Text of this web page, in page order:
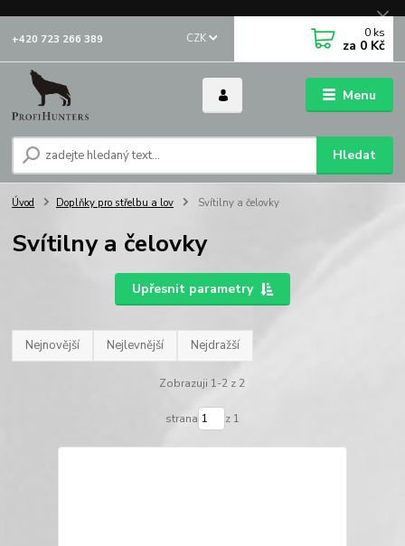
Menu
CZK
Hledat
+420 723 266 389 0 ks
za 0 Kč
Úvod Doplňky pro střelbu a lov Svítilny a čelovky
Svítilny a čelovky
Upřesnit parametry
Nejnovější Nejlevnější Nejdražší
Zobrazuji 1-2 z 2
strana z 1